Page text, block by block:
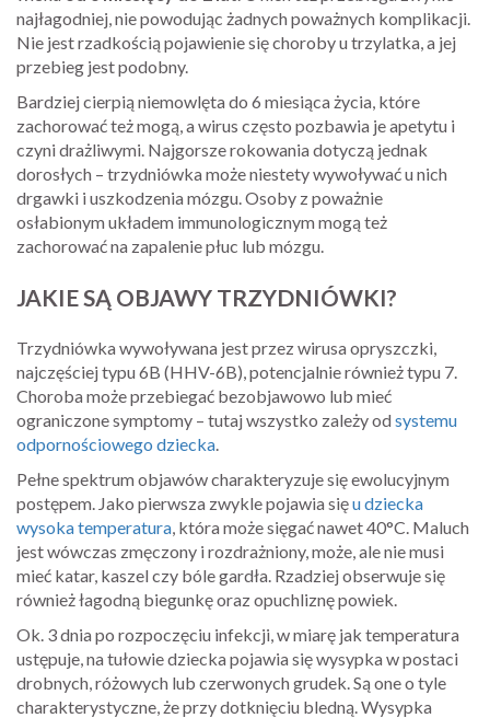
najłagodniej, nie powodując żadnych poważnych komplikacji.
Nie jest rzadkością pojawienie się choroby u trzylatka, a jej
przebieg jest podobny.
Bardziej cierpią niemowlęta do 6 miesiąca życia, które
zachorować też mogą, a wirus często pozbawia je apetytu i
czyni drażliwymi. Najgorsze rokowania dotyczą jednak
dorosłych – trzydniówka może niestety wywoływać u nich
drgawki i uszkodzenia mózgu. Osoby z poważnie
osłabionym układem immunologicznym mogą też
zachorować na zapalenie płuc lub mózgu.
JAKIE SĄ OBJAWY TRZYDNIÓWKI?
Trzydniówka wywoływana jest przez wirusa opryszczki,
najczęściej typu 6B (HHV-6B), potencjalnie również typu 7.
Choroba może przebiegać bezobjawowo lub mieć
ograniczone symptomy – tutaj wszystko zależy odsystemu
odpornościowego dziecka
Pełne spektrum objawów charakteryzuje się ewolucyjnym
postępem. Jako pierwsza zwykle pojawia sięu dziecka
wysoka temperatura , która może sięgać nawet 40°C. Maluch
jest wówczas zmęczony i rozdrażniony, może, ale nie musi
mieć katar, kaszel czy bóle gardła. Rzadziej obserwuje się
również łagodną biegunkę oraz opuchliznę powiek.
Ok. 3 dnia po rozpoczęciu infekcji, w miarę jak temperatura
ustępuje, na tułowie dziecka pojawia się wysypka w postaci
drobnych, różowych lub czerwonych grudek. Są one o tyle
charakterystyczne, że przy dotknięciu bledną. Wysypka